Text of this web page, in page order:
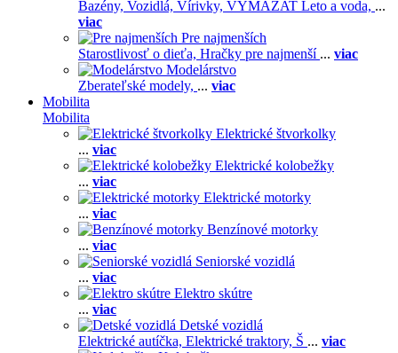
Bazény, Vozidlá, Vírivky, VYMAZAT Leto a voda, ...
viac
Pre najmenších
Starostlivosť o dieťa, Hračky pre najmenší ... viac
Modelárstvo
Zberateľské modely, ... viac
Mobilita
Mobilita
Elektrické štvorkolky
... viac
Elektrické kolobežky
... viac
Elektrické motorky
... viac
Benzínové motorky
... viac
Seniorské vozidlá
... viac
Elektro skútre
... viac
Detské vozidlá
Elektrické autíčka, Elektrické traktory, Š ... viac